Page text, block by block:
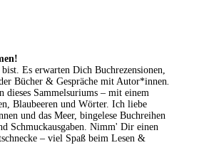
Es erwarten Dich Buchrezensionen,
Bücher & Gespräche mit Autor*innen.
Sammelsuriums – mit einem
Blaubeeren und Wörter. Ich liebe
und das Meer, bingelese Buchreihen
Schmuckausgaben. Nimm' Dir einen
– viel Spaß beim Lesen &